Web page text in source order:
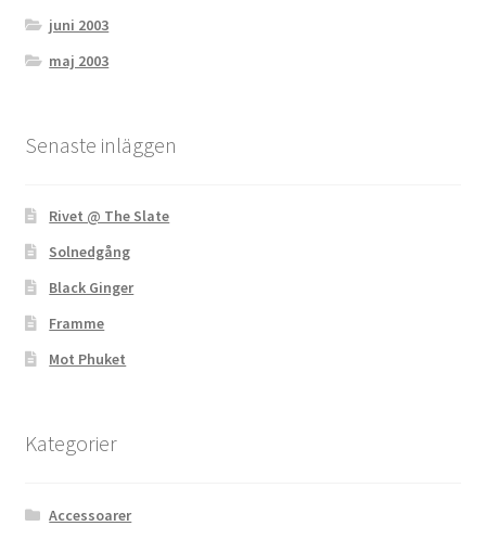
juni 2003
maj 2003
Senaste inläggen
Rivet @ The Slate
Solnedgång
Black Ginger
Framme
Mot Phuket
Kategorier
Accessoarer